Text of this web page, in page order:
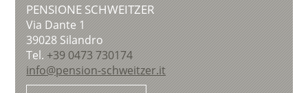
PENSIONE SCHWEITZER
Via Dante 1
39028Silandro
Tel.+39 0473 730174
info@pension-schweitzer.it